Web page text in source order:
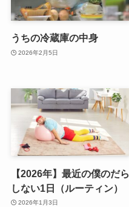
うちの冷蔵庫の中身
2026年2月5日
【2026年】最近の僕のだら
しない1日（ルーティン）
2026年1月3日